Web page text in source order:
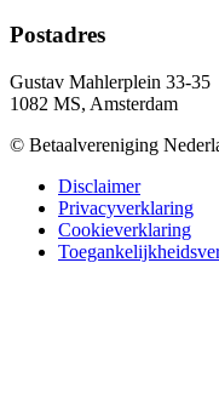
Postadres
Gustav Mahlerplein 33-35
1082 MS, Amsterdam
© Betaalvereniging
Disclaimer
Privacyverklaring
Cookieverklaring